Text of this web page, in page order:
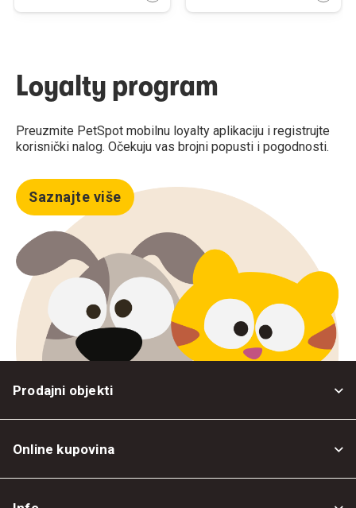
Loyalty program
Preuzmite PetSpot mobilnu loyalty aplikaciju i registrujte
korisnički nalog. Očekuju vas brojni popusti i pogodnosti.
Saznajte više
Prodajni objekti
Online kupovina